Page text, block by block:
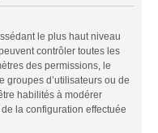
le plus haut niveau
contrôler toutes les
des permissions, le
groupes d’utilisateurs ou de
habilités à modérer
la configuration effectuée